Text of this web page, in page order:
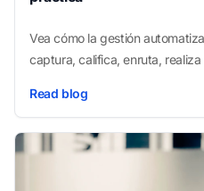
Vea cómo la gestión
captura, califica, enruta,
se queden fríos.
Read blog